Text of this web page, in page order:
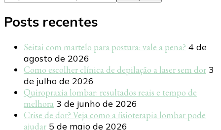
Posts recentes
Seitai com martelo para postura: vale a pena? 4 de
agosto de 2026
Como escolher clínica de depilação a laser sem dor 3
de julho de 2026
Quiropraxia lombar: resultados reais e tempo de
melhora 3 de junho de 2026
Crise de dor? Veja como a fisioterapia lombar pode
ajudar 5 de maio de 2026